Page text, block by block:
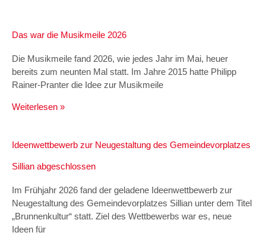
Das war die Musikmeile 2026
Die Musikmeile fand 2026, wie jedes Jahr im Mai, heuer
bereits zum neunten Mal statt. Im Jahre 2015 hatte Philipp
Rainer-Pranter die Idee zur Musikmeile
Weiterlesen »
Ideenwettbewerb zur Neugestaltung des Gemeindevorplatzes
Sillian abgeschlossen
Im Frühjahr 2026 fand der geladene Ideenwettbewerb zur
Neugestaltung des Gemeindevorplatzes Sillian unter dem Titel
„Brunnenkultur“ statt. Ziel des Wettbewerbs war es, neue
Ideen für